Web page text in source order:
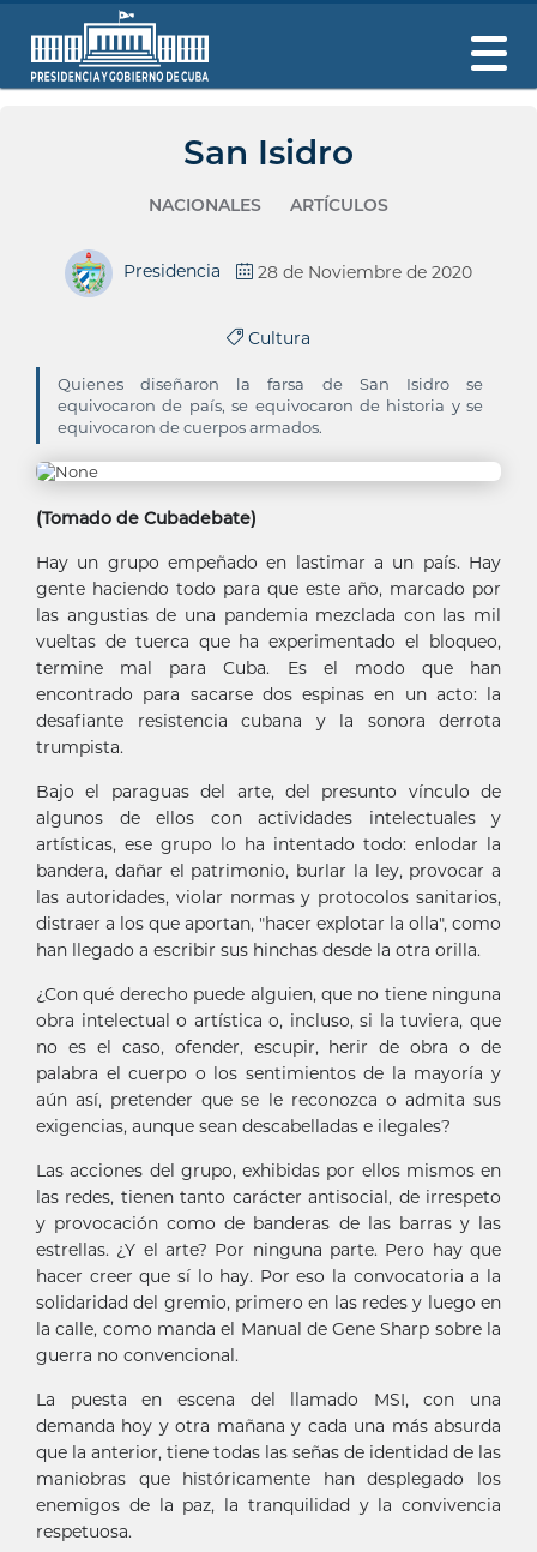
San Isidro
NACIONALES ARTÍCULOS
Presidencia 28 de Noviembre de 2020
Cultura
Quienes diseñaron la farsa de San Isidro se
equivocaron de país, se equivocaron de historia y se
equivocaron de cuerpos armados.
(Tomado de Cubadebate)
Hay un grupo empeñado en lastimar a un país. Hay
gente haciendo todo para que este año, marcado por
las angustias de una pandemia mezclada con las mil
vueltas de tuerca que ha experimentado el bloqueo,
termine mal para Cuba. Es el modo que han
encontrado para sacarse dos espinas en un acto: la
desafiante resistencia cubana y la sonora derrota
trumpista.
Bajo el paraguas del arte, del presunto vínculo de
algunos de ellos con actividades intelectuales y
artísticas, ese grupo lo ha intentado todo: enlodar la
bandera, dañar el patrimonio, burlar la ley, provocar a
las autoridades, violar normas y protocolos sanitarios,
distraer a los que aportan, "hacer explotar la olla", como
han llegado a escribir sus hinchas desde la otra orilla.
¿Con qué derecho puede alguien, que no tiene ninguna
obra intelectual o artística o, incluso, si la tuviera, que
no es el caso, ofender, escupir, herir de obra o de
palabra el cuerpo o los sentimientos de la mayoría y
aún así, pretender que se le reconozca o admita sus
exigencias, aunque sean descabelladas e ilegales?
Las acciones del grupo, exhibidas por ellos mismos en
las redes, tienen tanto carácter antisocial, de irrespeto
y provocación como de banderas de las barras y las
estrellas. ¿Y el arte? Por ninguna parte. Pero hay que
hacer creer que sí lo hay. Por eso la convocatoria a la
solidaridad del gremio, primero en las redes y luego en
la calle, como manda el Manual de Gene Sharp sobre la
guerra no convencional.
La puesta en escena del llamado MSI, con una
demanda hoy y otra mañana y cada una más absurda
que la anterior, tiene todas las señas de identidad de las
maniobras que históricamente han desplegado los
enemigos de la paz, la tranquilidad y la convivencia
respetuosa.